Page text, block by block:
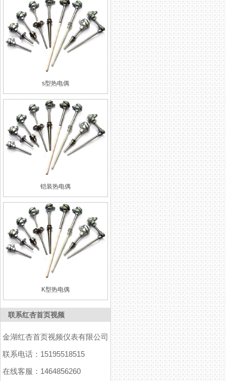
s型热电偶
铠装热电偶
K型热电偶
联系红杏首页视频
金湖红杏首页视频仪表有限公司
联系电话：15195518515
在线客服：1464856260